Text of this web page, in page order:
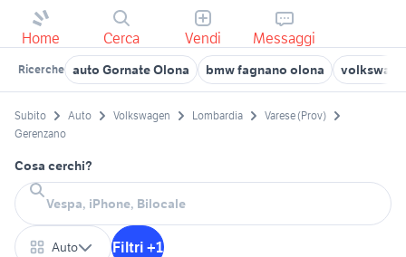
Home Cerca Vendi Messaggi
Ricerche auto Gornate Olona bmw fagnano olona
Subito Auto Volkswagen Lombardia
Varese (Prov)
Gerenzano
Cosa cerchi?
Auto Filtri +1